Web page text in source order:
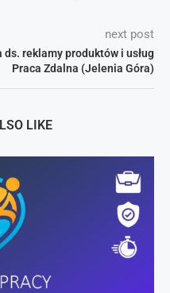
next post
reklamy produktów i usług
Praca Zdalna (Jelenia Góra)
LIKE